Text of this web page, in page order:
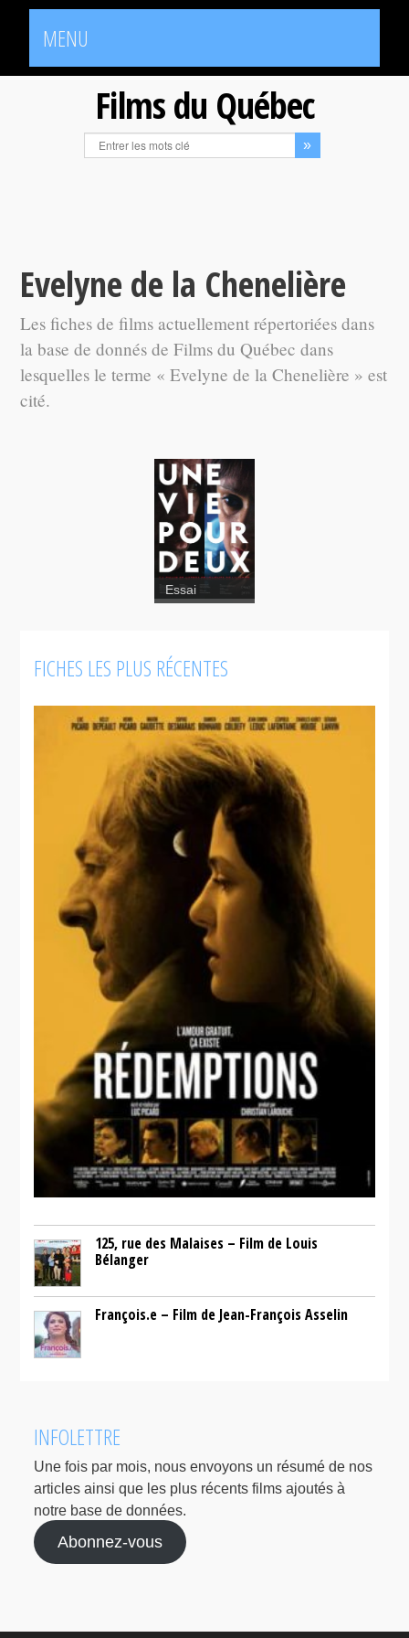
MENU
Films du Québec
Evelyne de la Chenelière
Les fiches de films actuellement répertoriées dans
la base de donnés de Films du Québec dans
lesquelles le terme « Evelyne de la Chenelière » est
cité.
vie pour
Essai
FICHES LES PLUS RÉCENTES
125, rue des Malaises – Film de Louis
Bélanger
François.e – Film de Jean-François Asselin
INFOLETTRE
Une fois par mois, nous envoyons un résumé de nos
articles ainsi que les plus récents films ajoutés à
notre base de données.
Abonnez-vous